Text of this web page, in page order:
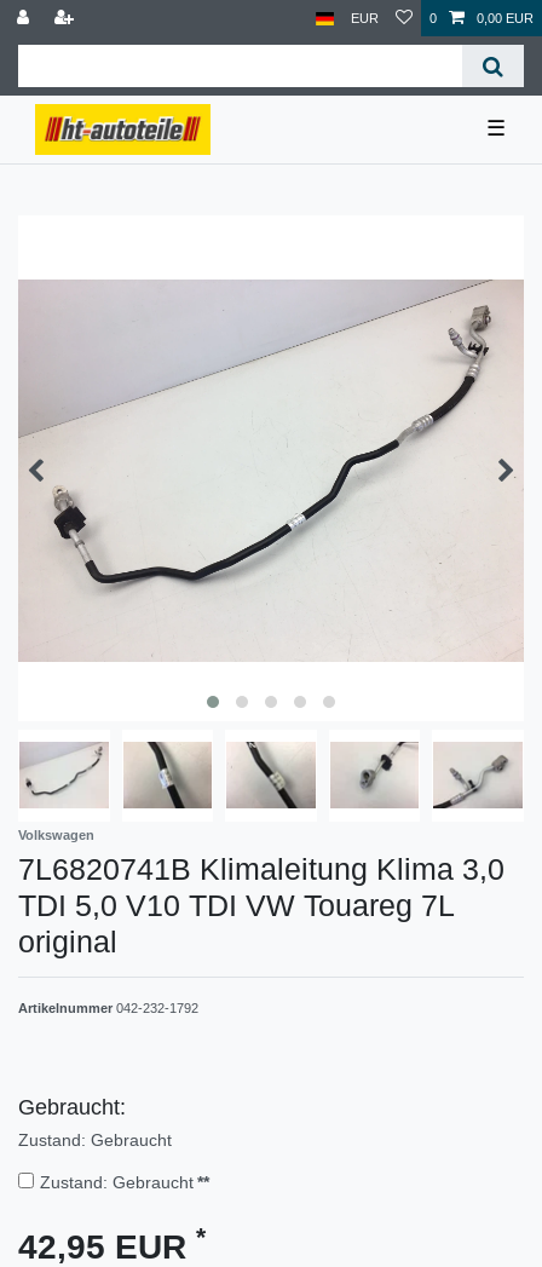
EUR 0 0,00 EUR
☰
Volkswagen
7L6820741B Klimaleitung Klima 3,0
TDI 5,0 V10 TDI VW Touareg 7L
original
Artikelnummer 042-232-1792
Gebraucht:
Zustand: Gebraucht
Zustand: Gebraucht **
42,95 EUR *